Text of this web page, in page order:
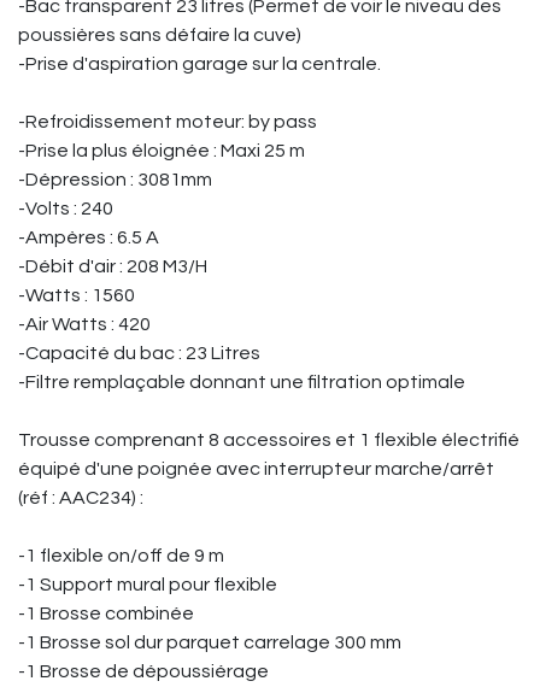
-Bac transparent 23 litres (Permet de voir le niveau des
poussières sans défaire la cuve)
-Prise d'aspiration garage sur la centrale.
-Refroidissement moteur: by pass
-Prise la plus éloignée : Maxi 25 m
-Dépression : 3081mm
-Volts : 240
-Ampères : 6.5 A
-Débit d'air : 208 M3/H
-Watts : 1560
-Air Watts : 420
-Capacité du bac : 23 Litres
-Filtre remplaçable donnant une filtration optimale
Trousse comprenant 8 accessoires et 1 flexible électrifié
équipé d'une poignée avec interrupteur marche/arrêt
(réf : AAC234) :
-1 flexible on/off de 9 m
-1 Support mural pour flexible
-1 Brosse combinée
-1 Brosse sol dur parquet carrelage 300 mm
-1 Brosse de dépoussiérage